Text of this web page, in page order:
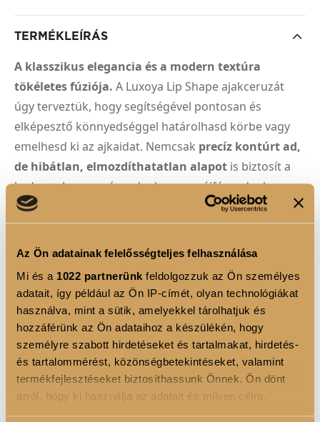
Az Ön adatainak felelősségteljes felhasználása
Mi és a 1022 partnerünk feldolgozzuk az Ön személyes
adatait, így például az Ön IP-címét, olyan technológiákat
használva, mint a sütik, amelyekkel tárolhatjuk és
hozzáférünk az Ön adataihoz a készülékén, hogy
személyre szabott hirdetéseket és tartalmakat, hirdetés-
és tartalommérést, közönségbetekintéseket, valamint
termékfejlesztéseket biztosíthassunk Önnek. Ön dönt
arról, hogy ki használja az adatait és milyen célra.
TERMÉKLEÍRÁS
A klasszikus elegancia és a modern textúra
tökéletes fúziója. A Luxoya Lip Shape ajakceruzát
úgy terveztük, hogy segítségével pontosan és
elképesztő könnyedséggel határolhasd körbe vagy
emelhesd ki az ajkaidat. Nemcsak precíz kontúrt ad,
de hibátlan, elmozdíthatatlan alapot is biztosít a
kedvenc Luxoya rúzsodnak vagy szájfényednek,
megakadályozva azok elmosódását.
TERMÉK ELŐNYÖK
•Sima, krémes textúra : Könnyen, karcolás nélkül
siklik az érzékeny ajakbőrön.
•Többfunkciós használat: Tökéletes az ajkak precíz
kontúrozásához, optikai nagyobbításához vagy teljes
satírozáshoz (rúzsalapként).
•Gazdag Ricinusolaj bázis: Mélyen táplálja és